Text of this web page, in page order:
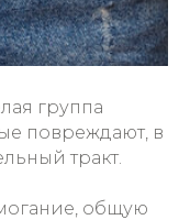
группа
повреждают, в
тракт.
общую